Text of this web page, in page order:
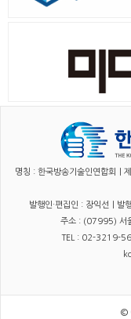
명칭 : 한국방송기술인연합회｜
발행인·편집인 : 장익선｜
주소 : (07995) 서
TEL : 02-3219-
©